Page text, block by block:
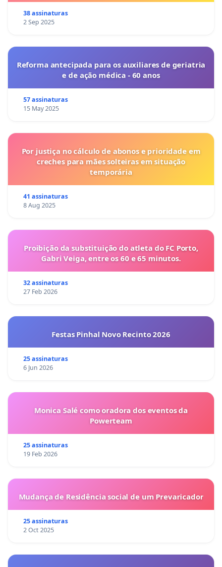
38 assinaturas
2 Sep 2025
Reforma antecipada para os auxiliares de geriatria
e de ação médica - 60 anos
57 assinaturas
15 May 2025
Por justiça no cálculo de abonos e prioridade em
creches para mães solteiras em situação
temporária
41 assinaturas
8 Aug 2025
Proibição da substituição do atleta do FC Porto,
Gabri Veiga, entre os 60 e 65 minutos.
32 assinaturas
27 Feb 2026
Festas Pinhal Novo Recinto 2026
25 assinaturas
6 Jun 2026
Monica Salé como oradora dos eventos da
Powerteam
25 assinaturas
19 Feb 2026
Mudança de Residência social de um Prevaricador
25 assinaturas
2 Oct 2025